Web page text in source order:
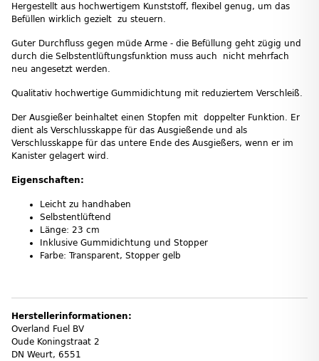
Hergestellt aus hochwertigem Kunststoff, flexibel genug, um das
Befüllen wirklich gezielt zu steuern.
Guter Durchfluss gegen müde Arme - die Befüllung geht zügig und
durch die Selbstentlüftungsfunktion muss auch nicht mehrfach
neu angesetzt werden.
Qualitativ hochwertige Gummidichtung mit reduziertem Verschleiß.
Der Ausgießer beinhaltet einen Stopfen mit doppelter Funktion. Er
dient als Verschlusskappe für das Ausgießende und als
Verschlusskappe für das untere Ende des Ausgießers, wenn er im
Kanister gelagert wird.
Eigenschaften:
Leicht zu handhaben
Selbstentlüftend
Länge: 23 cm
Inklusive Gummidichtung und Stopper
Farbe: Transparent, Stopper gelb
Herstellerinformationen:
Overland Fuel BV
Oude Koningstraat 2
DN Weurt, 6551